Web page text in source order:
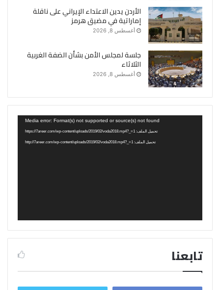
الأردن يدين الاعتداء الإيراني على ناقلة
إماراتية في مضيق هرمز
أغسطس 8, 2026
جلسة لمجلس الأمن بشأن الضفة الغربية
الثلاثاء
أغسطس 8, 2026
Media error: Format(s) not supported or source(s) not found
تحميل الملف: https://7areer.com/wp-content/uploads/2019/02/voda2018.mp4?_=1
تحميل الملف: http://7areer.com/wp-content/uploads/2019/02/voda2018.mp4?_=1
تابعنا